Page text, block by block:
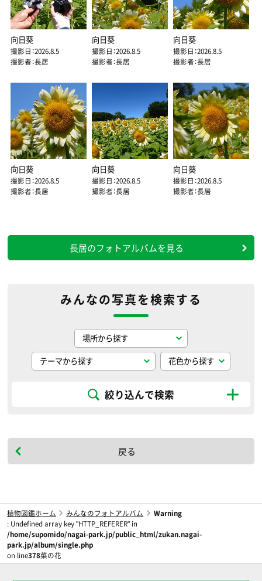
向日葵
撮影日：2026.8.5
撮影者：長居
向日葵
撮影日：2026.8.5
撮影者：長居
向日葵
撮影日：2026.8.5
撮影者：長居
向日葵
撮影日：2026.8.5
撮影者：長居
向日葵
撮影日：2026.8.5
撮影者：長居
向日葵
撮影日：2026.8.5
撮影者：長居
長居のフォトアルバムを見る
みんなの写真を検索する
絞り込んで検索
戻る
植物図鑑ホーム みんなのフォトアルバム
Warning
: Undefined array key "HTTP_REFERER" in
/home/supomido/nagai-park.jp/public_html/zukan.nagai-
park.jp/album/single.php
on line378菜の花